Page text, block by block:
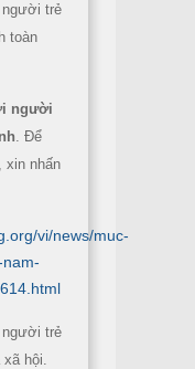
người trẻ
toàn
người
. Để
xin nhấn
vi/news/muc-
người trẻ
xã hội.